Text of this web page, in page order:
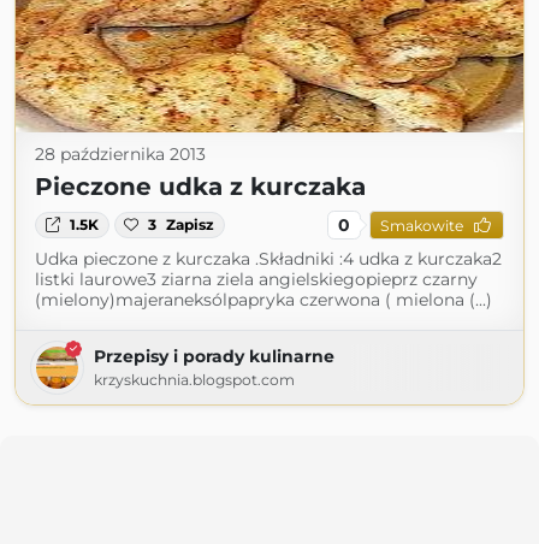
28 października 2013
Pieczone udka z kurczaka
1.5K 3 Zapisz 0 Smakowite
Udka pieczone z kurczaka .Składniki :4 udka z kurczaka2
listki laurowe3 ziarna ziela angielskiegopieprz czarny
(mielony)majeraneksólpapryka czerwona ( mielona (...)
Przepisy i porady kulinarne
krzyskuchnia.blogspot.com